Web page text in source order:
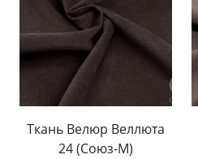
Ткань Велюр Веллюта
24 (Союз-М)